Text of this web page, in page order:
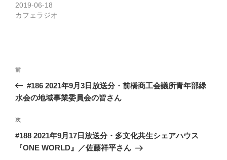
2019-06-18
カフェラジオ
投
ナ
ゲ
ー
シ
前
の
投
前
#186 2021年9月3日放送分・前橋商工会議所青年部緑
水会の地域事業委員会の皆さん
次
の
投
次
#188 2021年9月17日放送分・多文化共生シェアハウス
『ONE WORLD』／佐藤祥平さん